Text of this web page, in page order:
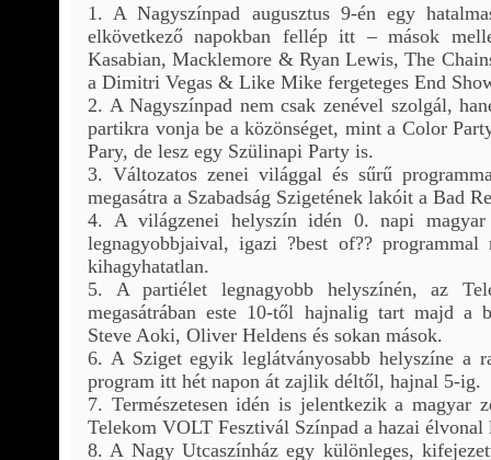
1. A Nagyszínpad augusztus 9-én egy
elkövetkező napokban fellép itt – mások
Kasabian, Macklemore & Ryan Lewis, The
a Dimitri Vegas & Like Mike fergeteges End
2. A Nagyszínpad nem csak zenével szolgál,
partikra vonja be a közönséget, mint a Color
Pary, de lesz egy Szülinapi Party is.
3. Változatos zenei világgal és sűrű
megasátra a Szabadság Szigetének lakóit a Bad
4. A világzenei helyszín idén 0. napi
legnagyobbjaival, igazi ?best of??
kihagyhatatlan.
5. A partiélet legnagyobb helyszínén, az
megasátrában este 10-től hajnalig tart majd a
Steve Aoki, Oliver Heldens és sokan mások.
6. A Sziget egyik leglátványosabb helyszíne a
program itt hét napon át zajlik déltől, hajnal 5-ig.
7. Természetesen idén is jelentkezik a magyar
Telekom VOLT Fesztivál Színpad a hazai
8. A Nagy Utcaszínház egy különleges,